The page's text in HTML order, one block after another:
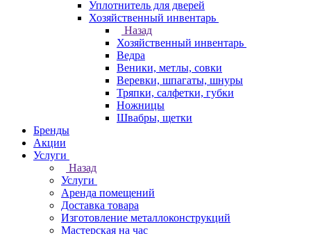
Уплотнитель для дверей
Хозяйственный инвентарь
Назад
Хозяйственный инвентарь
Ведра
Веники, метлы, совки
Веревки, шпагаты, шнуры
Тряпки, салфетки, губки
Ножницы
Швабры, щетки
Бренды
Акции
Услуги
Назад
Услуги
Аренда помещений
Доставка товара
Изготовление металлоконструкций
Мастерская на час